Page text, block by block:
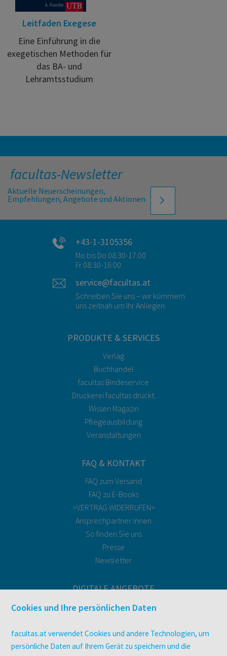
Leitfaden Exegese
Eine Einführung in die
exegetischen Methoden für
das BA- und
Lehramtsstudium
facultas-Newsletter
Aktuelle Neuerscheinungen,
Empfehlungen, Angebote und Aktionen
+43-1-3105356
Mo bis Do 08:30-17:00
Fr 08:30-16:00
service@facultas.at
Schreiben Sie uns – wir kümmern
uns zeitnah um Ihr Anliegen.
PRODUKTE & SERVICES
Verlag
Buchhandel
facultas Bindeservice
Druckerei facultas druckt.
Wissen Magazin
Pflegeausbildung
Veranstaltungen
FAQ & KONTAKT
FAQ zum Versand
FAQ zu E-Books
>VERTRAG WIDERRUFEN<
Ansprechpartner:innen
So finden Sie uns
Presse
Newsletter
DIGITALE ANGEBOTE
Überblick
utb elibrary
E-Books
Cookies und Ihre persönlichen Daten
facultas.at verwendet Cookies und andere Technologien, um
persönliche Daten auf Ihrem Gerät zu speichern und die